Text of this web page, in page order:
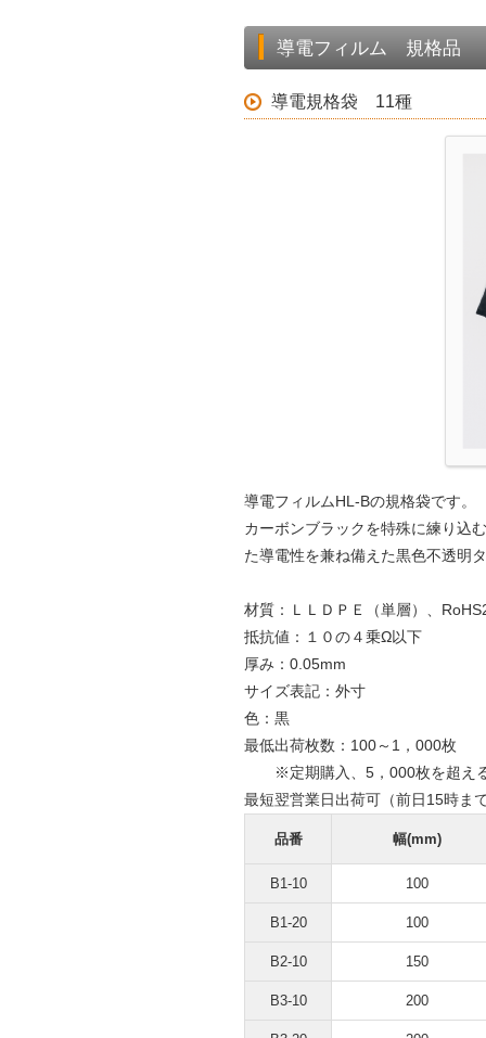
導電フィルム 規格品
導電規格袋 11種
導電フィルムHL-Bの規格袋です。
カーボンブラックを特殊に練り込
た導電性を兼ね備えた黒色不透明
材質：ＬＬＤＰＥ（単層）、
抵抗値：１０の４乗Ω以下
厚み：0.05mm
サイズ表記：外寸
色：黒
最低出荷枚数：100～1，000枚
※定期購入、5，000枚を超える
最短翌営業日出荷可（前日15時ま
品番 幅(mm)
B1-10 100
B1-20 100
B2-10 150
B3-10 200